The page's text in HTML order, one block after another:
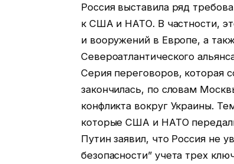
Россия выставила ряд
к США и НАТО. В частности,
и вооружений в Европе, а
Североатлантического
Серия переговоров, которая
закончилась, по словам
конфликта вокруг Украины.
которые США и НАТО
Путин заявил, что Россия не
безопасности” учета трех